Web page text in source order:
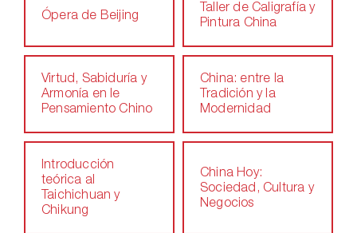
Ópera de Beijing
Taller de Caligrafía y
Pintura China
Virtud, Sabiduría y
Armonía en le
Pensamiento Chino
China: entre la
Tradición y la
Modernidad
Introducción
teórica al
Taichichuan y
Chikung
China Hoy:
Sociedad, Cultura y
Negocios